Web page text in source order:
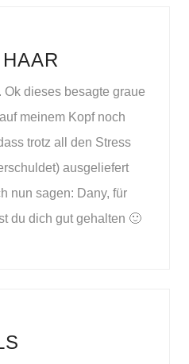
dieses besagte graue
meinem Kopf noch
trotz all den Stress
ausgeliefert
nun sagen: Dany, für
du dich gut gehalten 🙂